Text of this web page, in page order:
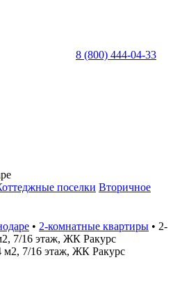
8 (800) 444-04-33
поселки Вторичное
• 2-комнатные квартиры • 2-
7/16 этаж, ЖК Ракурс
м2, 7/16 этаж, ЖК Ракурс